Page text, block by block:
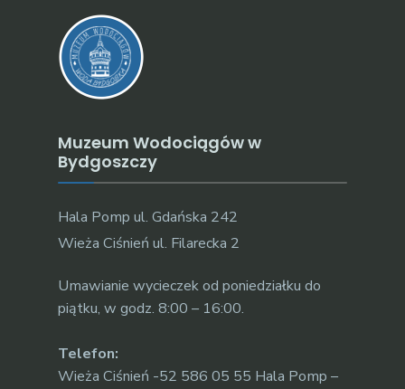
Muzeum Wodociągów w
Bydgoszczy
Hala Pomp ul. Gdańska 242
Wieża Ciśnień ul. Filarecka 2
Umawianie wycieczek od poniedziałku do
piątku, w godz. 8:00 – 16:00.
Telefon:
Wieża Ciśnień -52 586 05 55 Hala Pomp –